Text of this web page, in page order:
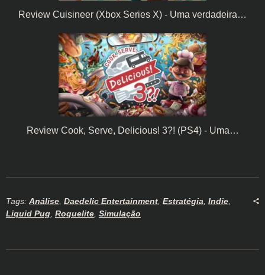
Review Cuisineer (Xbox Series X) - Uma verdadeira…
Review Cook, Serve, Delicious! 3?! (PS4) - Uma…
Tags: Análise Daedelic Entertainment Estratégia Indie
Liquid Pug Roguelite Simulação